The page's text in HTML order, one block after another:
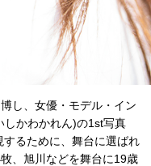
し、女優・モデル・イン
しかわかれん)の1st写真
るために、舞台に選ばれ
、旭川などを舞台に19歳